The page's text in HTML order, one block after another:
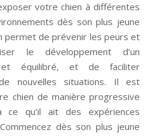
votre chien à différentes
dès son plus jeune
permet de prévenir les peurs et
le développement d’un
et équilibré, et de faciliter
nouvelles situations. Il est
chien de manière progressive
qu’il ait des expériences
dès son plus jeune